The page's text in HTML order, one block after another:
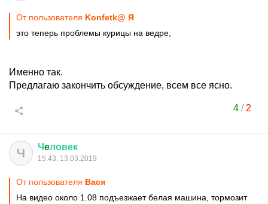
От пользователя Konfetk@ Я
это теперь проблемы курицы на ведре,
Именно так.
Предлагаю закончить обсуждение, всем все ясно.
4/ 2
Ч Чeловек
15:43, 13.03.2019
От пользователя Ваcя
На видео около 1.08 подъезжает белая машина, тормозит